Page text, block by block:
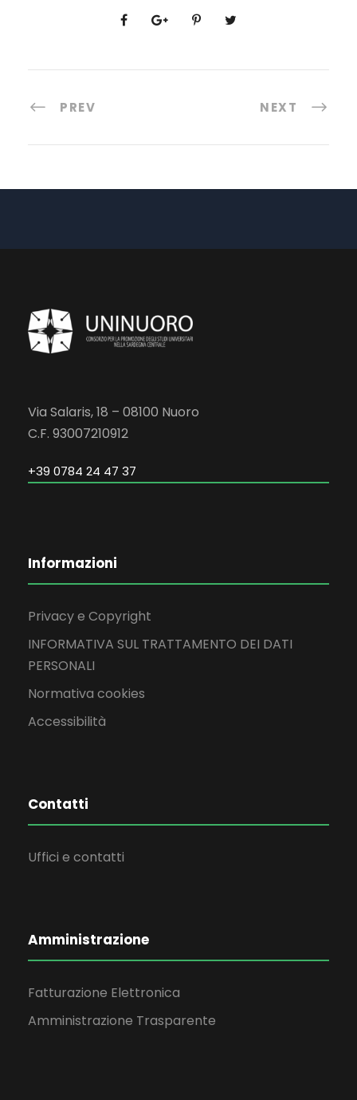
PREV NEXT
Via Salaris, 18 – 08100 Nuoro
C.F. 93007210912
+39 0784 24 47 37
Informazioni
Privacy e Copyright
INFORMATIVA SUL TRATTAMENTO DEI DATI
PERSONALI
Normativa cookies
Accessibilità
Contatti
Uffici e contatti
Amministrazione
Fatturazione Elettronica
Amministrazione Trasparente